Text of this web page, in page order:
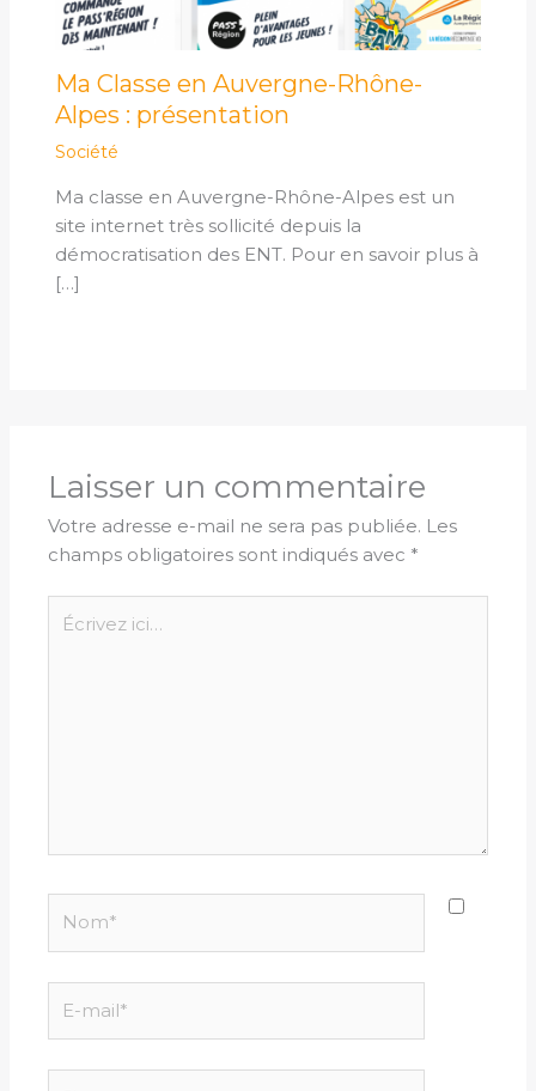
Ma Classe en Auvergne-Rhône-
Alpes : présentation
Société
Ma classe en Auvergne-Rhône-Alpes est un
site internet très sollicité depuis la
démocratisation des ENT. Pour en savoir plus à
[…]
Laisser un commentaire
Votre adresse e-mail ne sera pas publiée. Les
champs obligatoires sont indiqués avec *
Écrivez
ici…
mail*